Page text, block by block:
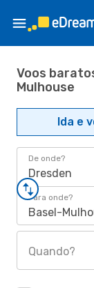
Voos
Mulhouse
Ida e
De onde?
Dresden
Para onde?
Basel-
Quando?